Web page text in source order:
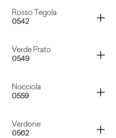
Rosso Tegola
0542
Container
Verde Prato
0549
Container
Nocciola
0559
Container
Verdone
0562
Container